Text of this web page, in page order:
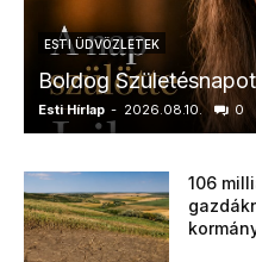
ESTI ÜDVÖZLETEK
Boldog
Esti Hírlap - 2026.08.10. 0
106